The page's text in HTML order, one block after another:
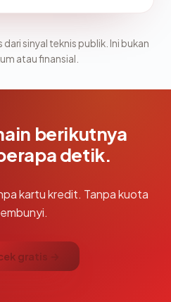
sinyal teknis publik. Ini bukan
atau finansial.
berikutnya
detik.
kartu kredit. Tanpa kuota
gratis →